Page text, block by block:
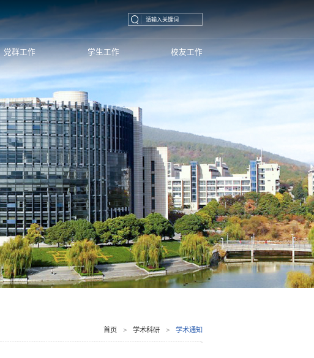
党群工作 学生工作 校友工作
首页 > 学术科研 > 学术通知